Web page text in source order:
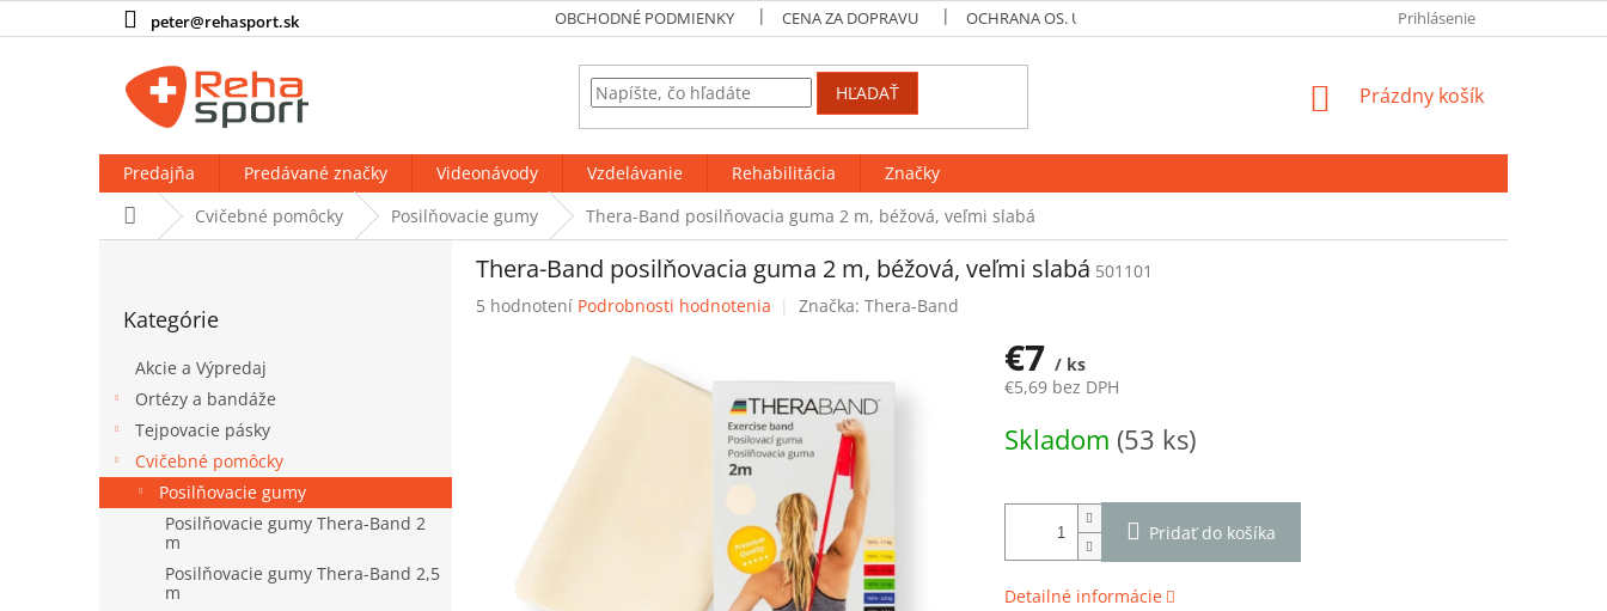
na
peter@rehasport.sk OBCHODNÉ PODMIENKY CENA ZA DOPRAVU OCHRANA OS. ÚDAJOV Prihlásenie
HĽADAŤ
NÁKUPNÝ
Prázdny košík
Predajňa Predávané značky Videonávody Vzdelávanie Rehabilitácia
Značky
DomovCvičebné pomôcky Posilňovacie gumy Thera-Band posilňovacia guma 2 m, béžová, veľmi slabá
kategórie
Kategórie
Akcie a Výpredaj
Ortézy a bandáže
Tejpovacie pásky
Cvičebné pomôcky
Posilňovacie gumy
Posilňovacie gumy Thera-Band 2
m
Posilňovacie gumy Thera-Band 2,5
m
Thera-Band posilňovacia guma 2 m, béžová, veľmi slabá 501101
Priemerné
5 hodnotení Podrobnosti hodnotenia Značka: Thera-Band
€7 / ks
€5,69 bez DPH
cena:
Skladom (53 ks)
Pridať do košíka
Detailné informácie